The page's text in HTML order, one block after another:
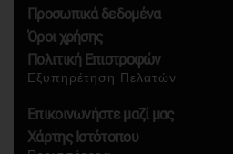
Προσωπικά δεδομένα
Όροι χρήσης
Πολιτική Επιστροφών
Εξυπηρέτηση Πελατών
Επικοινωνήστε μαζί μας
Χάρτης Ιστότοπου